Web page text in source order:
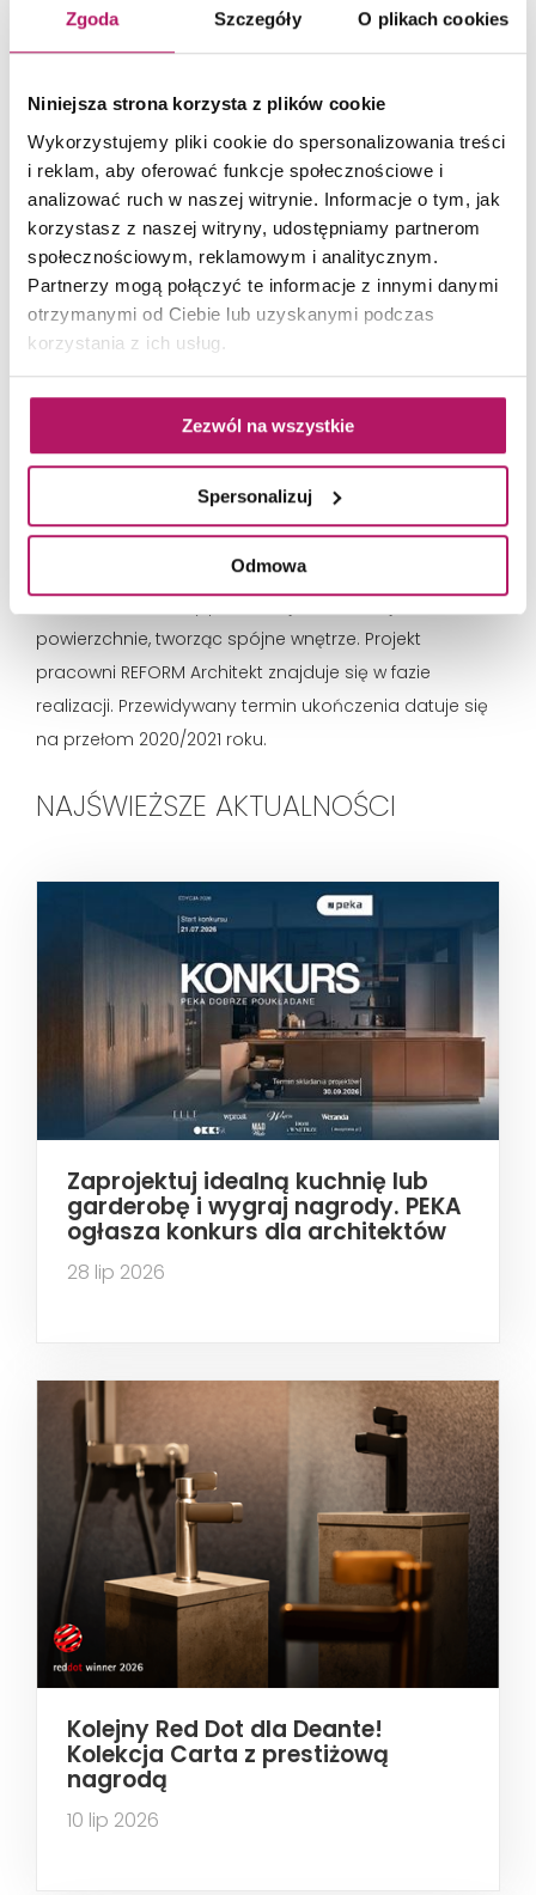
Zgoda Szczegóły O plikach cookies
Niniejsza strona korzysta z plików cookie
Wykorzystujemy pliki cookie do spersonalizowania treści
i reklam, aby oferować funkcje społecznościowe i
analizować ruch w naszej witrynie. Informacje o tym, jak
korzystasz z naszej witryny, udostępniamy partnerom
społecznościowym, reklamowym i analitycznym.
Partnerzy mogą połączyć te informacje z innymi danymi
otrzymanymi od Ciebie lub uzyskanymi podczas
korzystania z ich usług.
Zezwól na wszystkie
Spersonalizuj
Odmowa
Na środku projektowanej przestrzeni zaprojektowano
poczekalnię, miejsce, w którym można usiąść,
przejrzeć katalog. W ciągu komunikacyjnym
umieszczono ekspozytory kolekcji oraz multimedialny
stół zaprojektowany z myślą o architektach i klientach.
Dynamiczne formy, ostre i nowoczesne kształty
nadają całej formie głębszą perspektywę. Zielone,
powierzchnie, tworząc spójne wnętrze. Projekt
pracowni REFORM Architekt znajduje się w fazie
realizacji. Przewidywany termin ukończenia datuje się
na przełom 2020/2021 roku.
NAJŚWIEŻSZE AKTUALNOŚCI
Zaprojektuj idealną kuchnię lub
garderobę i wygraj nagrody. PEKA
ogłasza konkurs dla architektów
28 lip 2026
Kolejny Red Dot dla Deante!
Kolekcja Carta z prestiżową
nagrodą
10 lip 2026